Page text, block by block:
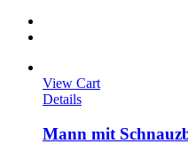
View Cart
Details
Mann mit